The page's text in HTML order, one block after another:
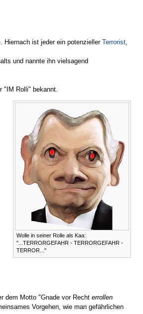
. Hiernach ist jeder ein potenzieller Terrorist,
und nannte ihn vielsagend
"IM Rolli" bekannt.
Wolle in seiner Rolle als Kaa:
"...TERRORGEFAHR - TERRORGEFAHR -
TERROR..."
dem Motto "Gnade vor Recht errollen
Vorgehen, wie man gefährlichen